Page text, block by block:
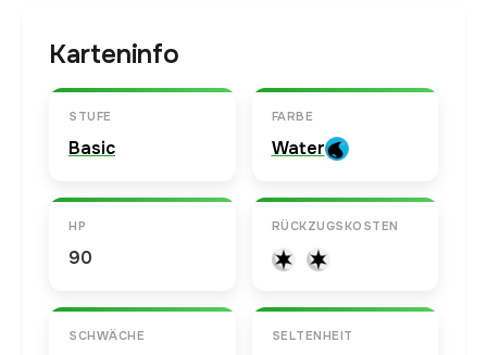
Karteninfo
STUFE
Basic
FARBE
Water
HP
90
RÜCKZUGSKOSTEN
SCHWÄCHE SELTENHEIT